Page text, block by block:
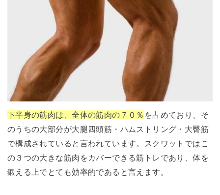
下半身の筋肉は、全体の筋肉の７０％ を占めており、そ
のうちの大部分が大腿四頭筋・ハムストリング・大臀筋
で構成されていると言われています。スクワットではこ
の３つの大きな筋肉をカバーできる筋トレであり、体を
鍛える上でとても効率的であると言えます。